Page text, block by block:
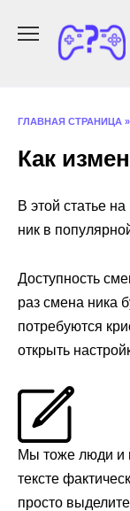
содержанию
ГЛАВНАЯ СТРАНИЦА »
Как
В этой статье
ник в
Доступность
раз смена ника
потребуются
открыть
Мы тоже люди и
тексте
просто